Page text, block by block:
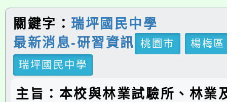
關鍵字： 瑞坪國民中學
最新消息-研習資訊
桃園市
楊梅區
瑞坪國民中學
主旨：本校與林業試驗所、林業